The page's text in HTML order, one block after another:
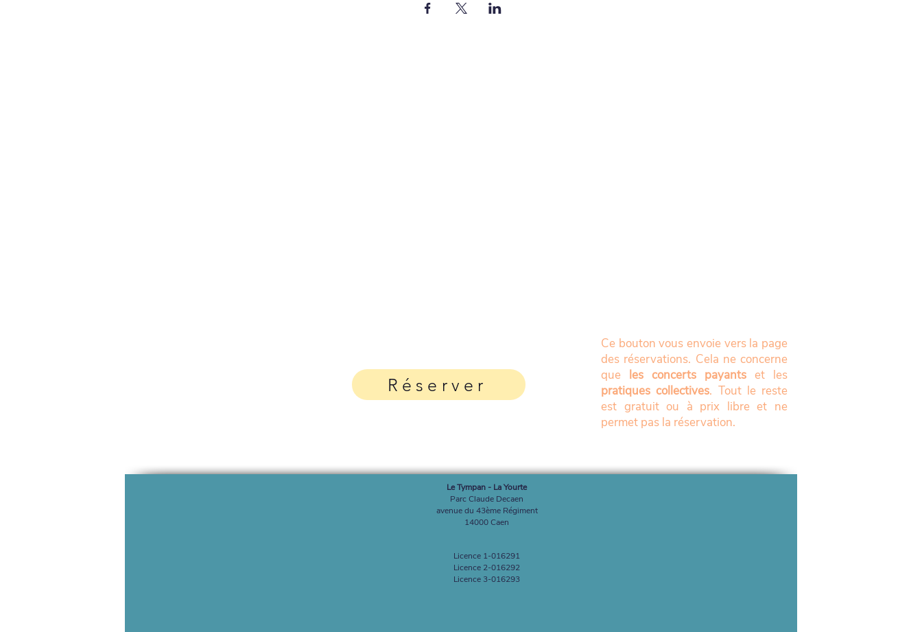
Réserver
Ce bouton vous envoie vers la page
des réservations. Cela ne concerne
que les concerts payants et les
pratiques collectives. Tout le reste
est gratuit ou à prix libre et ne
permet pas la réservation.
Le Tympan - La Yourte
Parc Claude Decaen
avenue du 43ème Régiment
14000 Caen
Licence 1-016291
Licence 2-016292
Licence 3-016293